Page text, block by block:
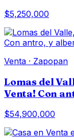
$5,250,000
Venta · Zapopan
Lomas del
Venta! Con
$54,900,000